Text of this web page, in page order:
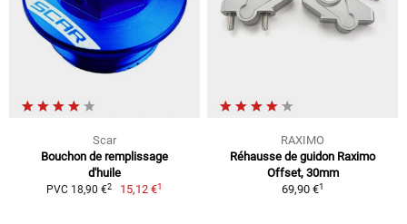
Scar
Bouchon de remplissage
d'huile
PVC 18,90 €2 15,12 €1
RAXIMO
Réhausse de guidon Raximo
Offset, 30mm
69,90 €1